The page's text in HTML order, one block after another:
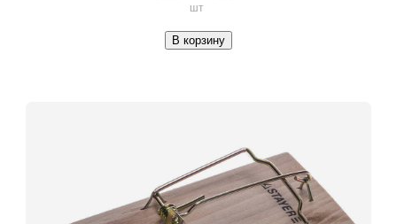
шт
В корзину